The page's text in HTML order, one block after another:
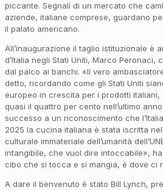
piccante. Segnali di un mercato che
aziende, italiane comprese, guardano
il palato americano.
All’inaugurazione il taglio istituzionale è
d’Italia negli Stati Uniti, Marco Peronaci,
dal palco ai banchi. «Il vero
detto, ricordando come gli Stati Uniti
europeo in crescita per i prodotti
quasi il quattro per cento nell’ultimo
successo a un riconoscimento che
2025 la cucina italiana è stata iscritta
culturale immateriale dell’umanità
intangibile, che vuol dire intoccabile»,
cibo che si tocca e si mangia, è dove ci
A dare il benvenuto è stato Bill Lynch,